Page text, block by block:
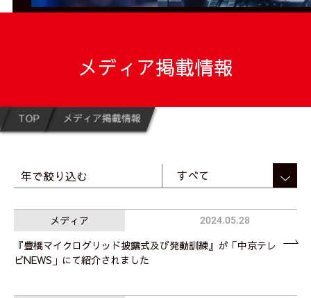
メディア掲載情報
TOP メディア掲載情報
年で絞り込む
メディア
『豊橋マイクログリッド披露式及び発動訓練』が「中京テレ
ビNEWS」にて紹介されました
2024.05.28